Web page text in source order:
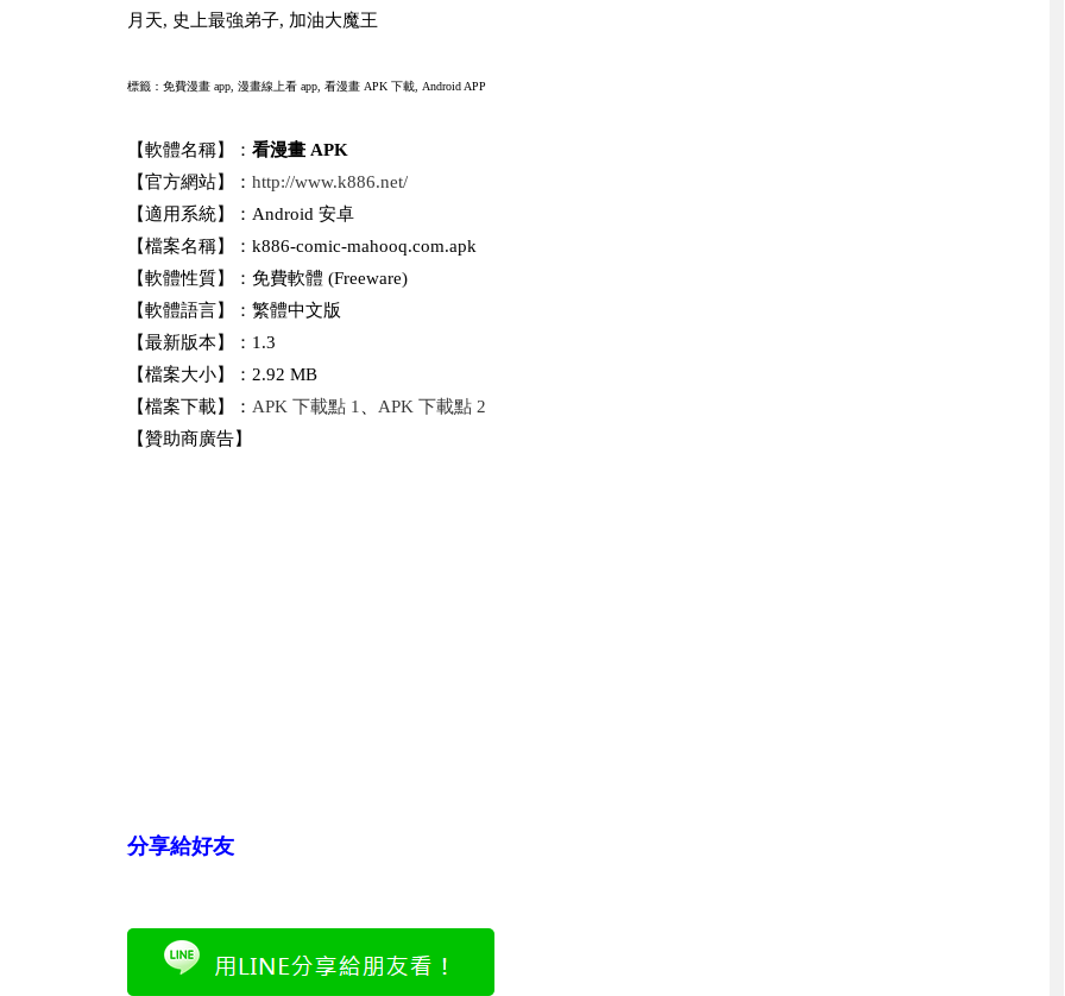
月天, 史上最強弟子, 加油大魔王
標籤：免費漫畫 app, 漫畫線上看 app, 看漫畫 APK 下載, Android APP
【軟體名稱】： 看漫畫 APK
【官方網站】： http://www.k886.net/
【適用系統】：Android 安卓
【檔案名稱】：k886-comic-mahooq.com.apk
【軟體性質】：免費軟體 (Freeware)
【軟體語言】：繁體中文版
【最新版本】：1.3
【檔案大小】：2.92 MB
【檔案下載】： APK 下載點 1、 APK 下載點 2
【贊助商廣告】
分享給好友